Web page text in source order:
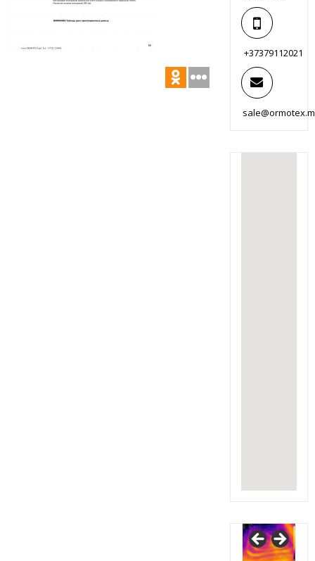
+37379112021
IRSAP
Design
Radiators